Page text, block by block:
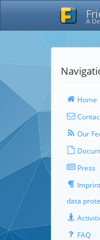
A
Home
Our
Press
data
FAQ